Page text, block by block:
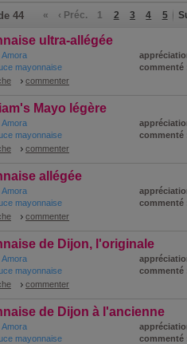
44 « ‹ Préc. 1 2 3 4 5
ultra-allégée
Amora
mayonnaise commenté
commenter
Mayo légère
Amora
mayonnaise commenté
commenter
allégée
Amora
mayonnaise commenté
commenter
de Dijon, l'originale
Amora
mayonnaise commenté
commenter
de Dijon à l'ancienne
Amora
mayonnaise commenté